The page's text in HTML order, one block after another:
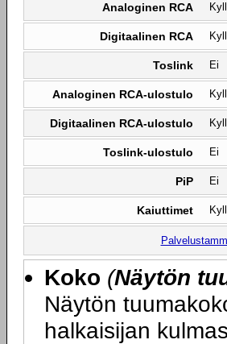
Analoginen RCA
Digitaalinen RCA
Toslink Ei
Analoginen RCA-ulostulo
Digitaalinen RCA-ulostulo
Toslink-ulostulo Ei
PiP Ei
Kaiuttimet
Koko (Näytön
Näytön
halkaisijan